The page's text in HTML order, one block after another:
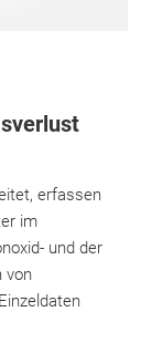
erfassen
im
und der
von